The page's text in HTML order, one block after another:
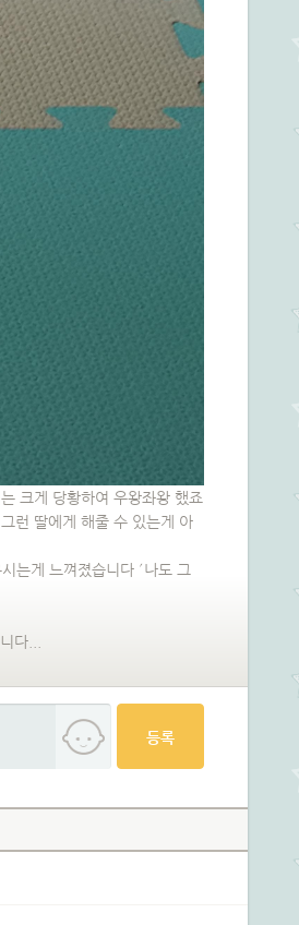
크게 당황하여 우왕좌왕 했죠
런 딸에게 해줄 수 있는게 아
는게 느껴졌습니다 ´나도 그
다...
등록